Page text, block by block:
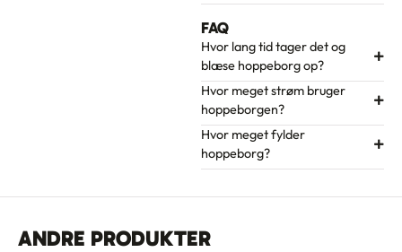
FAQ
Hvor lang tid tager det og
blæse hoppeborg op?
Hvor meget strøm bruger
hoppeborgen?
Hvor meget fylder
hoppeborg?
ANDRE PRODUKTER